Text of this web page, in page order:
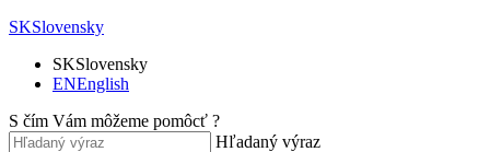
SKSlovensky
SKSlovensky
ENEnglish
S čím Vám môžeme pomôcť ?
Hľadaný výraz